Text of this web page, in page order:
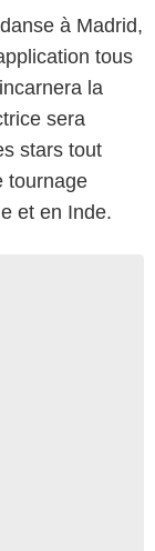
à Madrid,
tous
la
sera
stars tout
tournage
et en Inde.